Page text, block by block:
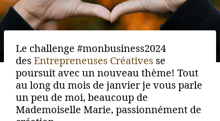
Le challenge #monbusiness2024
des Entrepreneuses Créatives se
poursuit avec un nouveau thème! Tout
au long du mois de janvier je vous parle
un peu de moi, beaucoup de
Mademoiselle Marie, passionnément de